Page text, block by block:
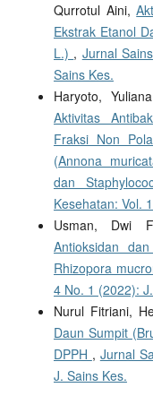
Qurrotul Aini,
Ekstrak Etanol
L.) , Jurnal
Sains Kes.
Haryoto,
Aktivitas
Fraksi Non
(Annona
dan
Kesehatan: Vol.
Usman, Dwi
Antioksidan
Rhizopora
4 No. 1 (2022):
Nurul Fitriani,
Daun Sumpit
DPPH , Jurnal
J. Sains Kes.